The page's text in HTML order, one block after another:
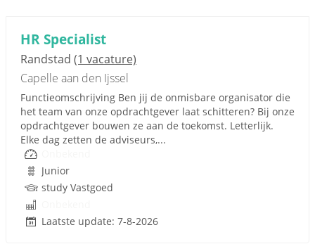
HR Specialist
Randstad (1 vacature)
Capelle aan den Ijssel
Functieomschrijving Ben jij de onmisbare organisator die
het team van onze opdrachtgever laat schitteren? Bij onze
opdrachtgever bouwen ze aan de toekomst. Letterlijk.
Elke dag zetten de adviseurs,...
Junior
study Vastgoed
Laatste update: 7-8-2026